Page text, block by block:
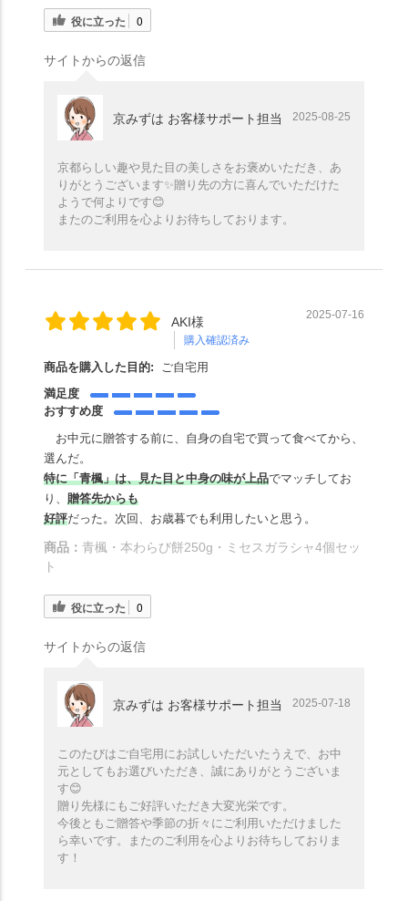
役に立った 0
サイトからの返信
京みずは お客様サポート担当 2025-08-25
京都らしい趣や見た目の美しさをお褒めいただき、あ
りがとうございます✨️贈り先の方に喜んでいただけた
ようで何よりです😊
またのご利用を心よりお待ちしております。
AKI様
購入確認済み
2025-07-16
商品を購入した目的:
ご自宅用
満足度
おすすめ度
お中元に贈答する前に、自身の自宅で買って食べてから、
選んだ。
特に「青楓」は、見た目と中身の味が上品でマッチしてお
り、 贈答先からも
好評だった。次回、お歳暮でも利用したいと思う。
商品： 青楓・本わらび餅250g・ミセスガラシャ4個セッ
ト
役に立った 0
サイトからの返信
京みずは お客様サポート担当 2025-07-18
このたびはご自宅用にお試しいただいたうえで、お中
元としてもお選びいただき、誠にありがとうございま
す😊
贈り先様にもご好評いただき大変光栄です。
今後ともご贈答や季節の折々にご利用いただけました
ら幸いです。またのご利用を心よりお待ちしておりま
す！